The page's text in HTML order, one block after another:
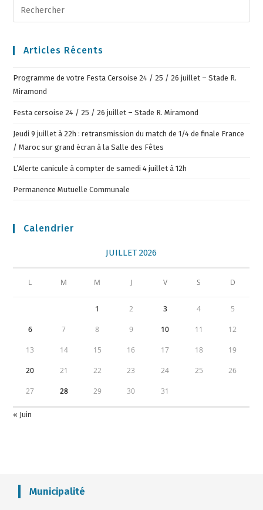
Articles Récents
Programme de votre Festa Cersoise 24 / 25 / 26 juillet – Stade R.
Miramond
Festa cersoise 24 / 25 / 26 juillet – Stade R. Miramond
Jeudi 9 juillet à 22h : retransmission du match de 1/4 de finale France
/ Maroc sur grand écran à la Salle des Fêtes
L’Alerte canicule à compter de samedi 4 juillet à 12h
Permanence Mutuelle Communale
Calendrier
JUILLET 2026
L M M J V S D
1 2 3 4 5
6 7 8 9 10 11 12
13 14 15 16 17 18 19
20 21 22 23 24 25 26
27 28 29 30 31
« Juin
Municipalité